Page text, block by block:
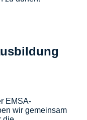
EMSA-
wir gemeinsam